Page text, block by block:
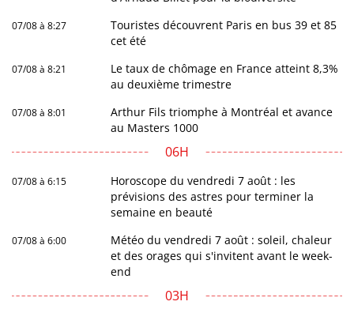
07/08 à 8:27
Touristes découvrent Paris en bus 39 et 85
cet été
07/08 à 8:21
Le taux de chômage en France atteint 8,3%
au deuxième trimestre
07/08 à 8:01
Arthur Fils triomphe à Montréal et avance
au Masters 1000
06H
07/08 à 6:15
Horoscope du vendredi 7 août : les
prévisions des astres pour terminer la
semaine en beauté
07/08 à 6:00
Météo du vendredi 7 août : soleil, chaleur
et des orages qui s'invitent avant le week-
end
03H